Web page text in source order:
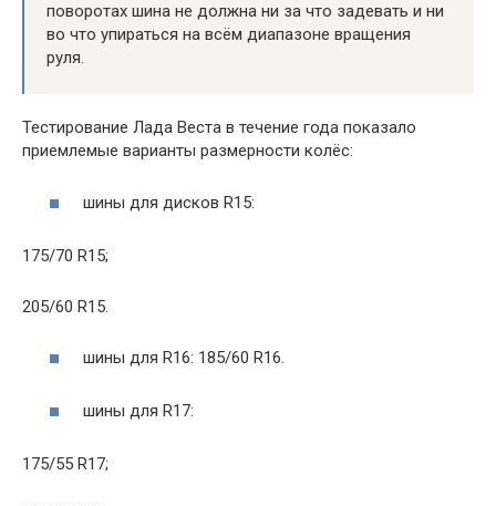
поворотах шина не должна ни за что задевать и ни
во что упираться на всём диапазоне вращения
руля.
Тестирование Лада Веста в течение года показало
приемлемые варианты размерности колёс:
шины для дисков R15:
175/70 R15;
205/60 R15.
шины для R16: 185/60 R16.
шины для R17:
175/55 R17;